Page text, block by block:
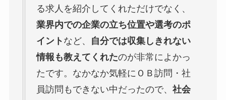
る求人を紹介してくれただけでなく、
業界内での企業の立ち位置や選考のポ
イント など、
自分では収集しきれない
情報も教えてくれたのが非常によかっ
たです。なかなか気軽にＯＢ訪問・社
員訪問もできない中だったので、 社会